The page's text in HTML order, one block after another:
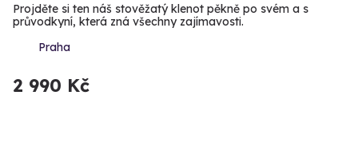
Projděte si ten náš stověžatý klenot pěkně po svém a s
průvodkyní, která zná všechny zajímavosti.
Praha
2 990 Kč